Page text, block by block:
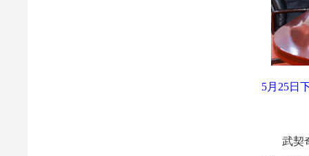
5月25日
武契